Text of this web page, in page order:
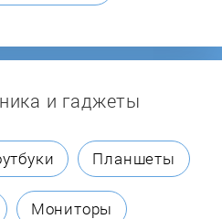
и гаджеты
Планшеты
Мониторы